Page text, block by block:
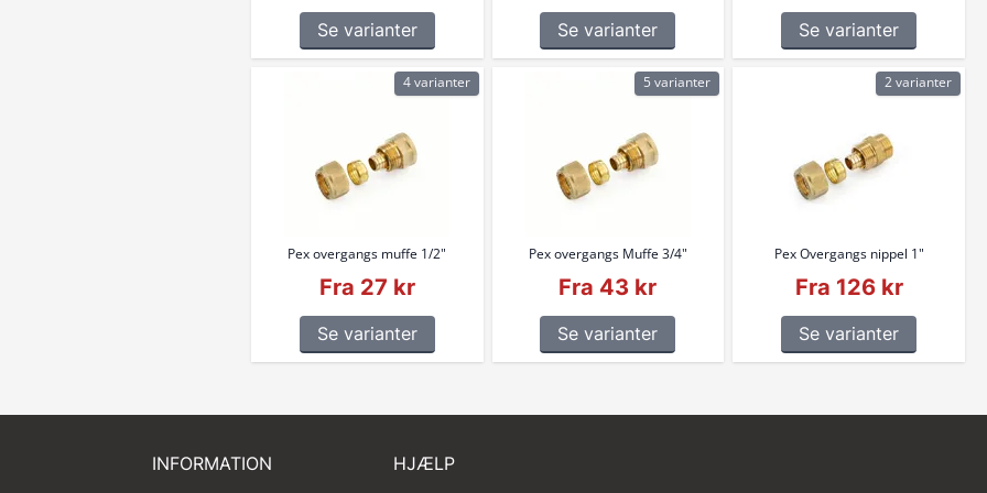
Se varianter Se varianter Se varianter
Pex overgangs muffe 1/2"
Fra 27 kr
Se varianter
4 varianter
Pex overgangs Muffe 3/4"
Fra 43 kr
Se varianter
5 varianter
Pex Overgangs nippel 1"
Fra 126 kr
Se varianter
2 varianter
INFORMATION HJÆLP